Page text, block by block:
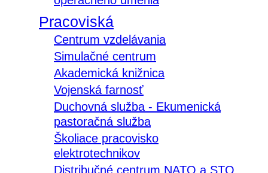
Pracoviská
Centrum vzdelávania
Simulačné centrum
Akademická knižnica
Vojenská farnosť
Duchovná služba - Ekumenická
pastoračná služba
Školiace pracovisko
elektrotechnikov
Distribučné centrum NATO a STO